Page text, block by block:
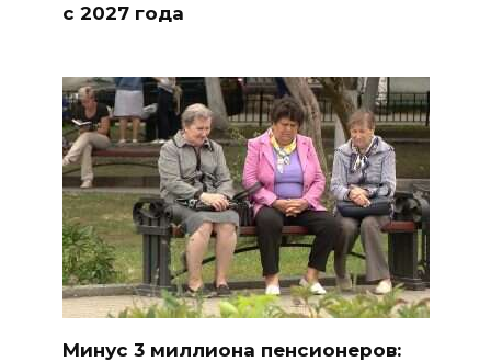
с 2027 года
Минус 3 миллиона пенсионеров: